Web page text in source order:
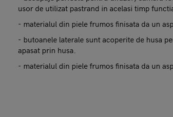
usor de utilizat pastrand in acelasi timp
- materialul din piele frumos finisata da un
- butoanele laterale sunt acoperite de husa
apasat prin husa.
- materialul din piele frumos finisata da un